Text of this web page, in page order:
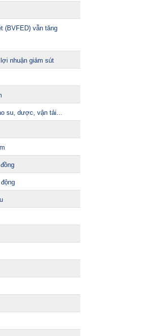
(BVFED) vẫn tăng
nhuận giảm sút
su, dược, vận tải...